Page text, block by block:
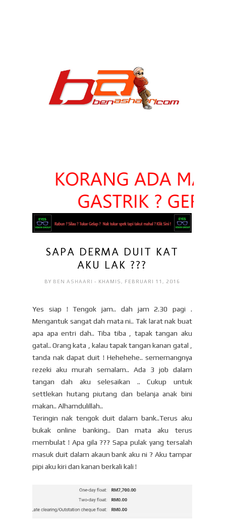
SAPA DERMA DUIT KAT
AKU LAK ???
BY BEN ASHAARI - KHAMIS, FEBRUARI 11, 2016
Yes siap ! Tengok jam.. dah jam 2.30 pagi .
Mengantuk sangat dah mata ni.. Tak larat nak buat
apa apa entri dah.. Tiba tiba , tapak tangan aku
gatal.. Orang kata , kalau tapak tangan kanan gatal ,
tanda nak dapat duit ! Hehehehe.. sememangnya
rezeki aku murah semalam.. Ada 3 job dalam
tangan dah aku selesaikan .. Cukup untuk
settlekan hutang piutang dan belanja anak bini
makan.. Alhamdulillah..
Teringin nak tengok duit dalam bank..Terus aku
bukak online banking.. Dan mata aku terus
membulat ! Apa gila ??? Sapa pulak yang tersalah
masuk duit dalam akaun bank aku ni ? Aku tampar
pipi aku kiri dan kanan berkali kali !